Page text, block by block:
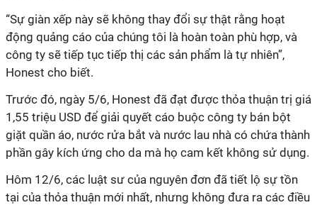
“Sự giàn xếp này sẽ không thay đổi sự thật rằng hoạt
động quảng cáo của chúng tôi là hoàn toàn phù hợp, và
công ty sẽ tiếp tục tiếp thị các sản phẩm là tự nhiên”,
Honest cho biết.
Trước đó, ngày 5/6, Honest đã đạt được thỏa thuận trị giá
1,55 triệu USD để giải quyết cáo buộc công ty bán bột
giặt quần áo, nước rửa bắt và nước lau nhà có chứa thành
phần gây kích ứng cho da mà họ cam kết không sử dụng.
Hôm 12/6, các luật sư của nguyên đơn đã tiết lộ sự tồn
tại của thỏa thuận mới nhất, nhưng không đưa ra các điều